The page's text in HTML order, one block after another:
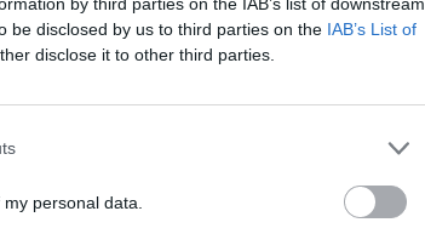
be disclosed by us to third parties on the IAB’s List of
disclose it to other third parties.
personal data.
 Link Salva